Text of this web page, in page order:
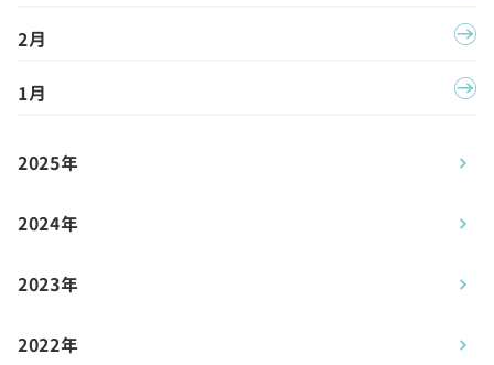
2月
1月
2025年
2024年
2023年
2022年